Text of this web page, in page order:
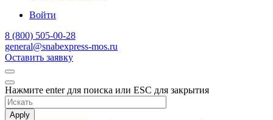
Войти
8 (800) 505-00-28
general@snabexpress-mos.ru
Оставить заявку
Нажмите enter для поиска или ESC для закрытия
Apply